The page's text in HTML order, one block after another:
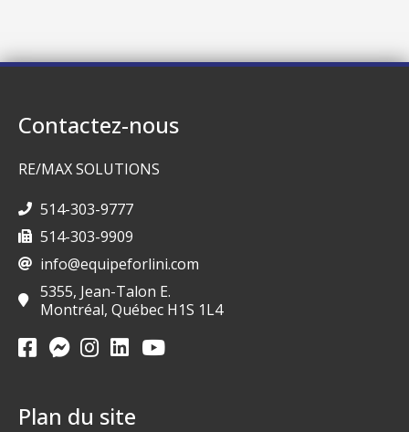
Contactez-nous
RE/MAX SOLUTIONS
514-303-9777
514-303-9909
info@equipeforlini.com
5355, Jean-Talon E.
Montréal, Québec H1S 1L4
Plan du site